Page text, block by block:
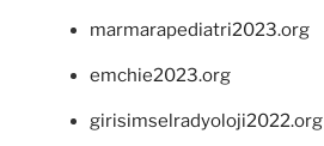
marmarapediatri2023.org
emchie2023.org
girisimselradyoloji2022.org